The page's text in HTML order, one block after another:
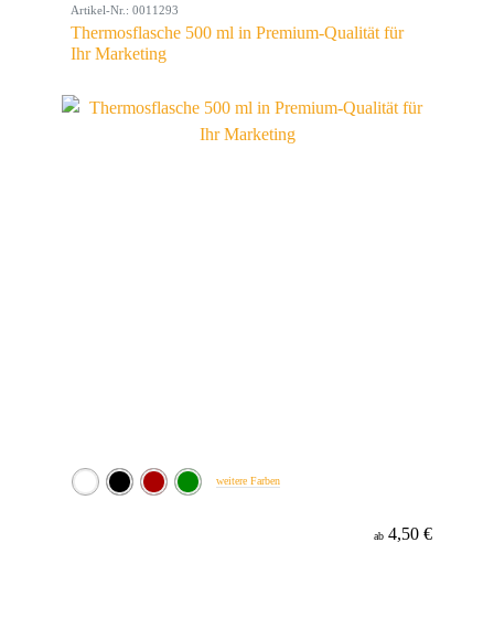
Artikel-Nr.: 0011293
Thermosflasche 500 ml in Premium-Qualität für
Ihr Marketing
weitere Farben
ab 4,50 €